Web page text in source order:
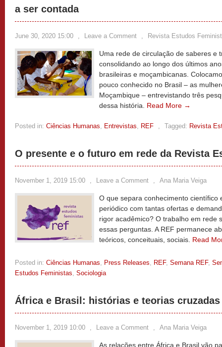
a ser contada
June 30, 2020 15:00 , Leave a Comment , Revista Estudos
Uma rede de circulação de saberes e
consolidando ao longo dos últimos
brasileiras e moçambicanas.
pouco conhecido no Brasil – as
Moçambique – entrevistando três
dessa história. Read More →
Posted in: Ciências Humanas, Entrevistas, REF , Tagged: Revista
O presente e o futuro em rede da Revista
November 1, 2019 15:00 , Leave a Comment , Ana Maria Veiga
O que separa conhecimento científico
periódico com tantas ofertas e
rigor acadêmico? O trabalho em rede
essas perguntas. A REF permanece
teóricos, conceituais, sociais. Read
Posted in: Ciências Humanas, Press Releases, REF, Semana REF,
Estudos Feministas, Sociologia
África e Brasil: histórias e teorias cruzadas
November 1, 2019 10:00 , Leave a Comment , Ana Maria Veiga
As relações entre África e Brasil vão